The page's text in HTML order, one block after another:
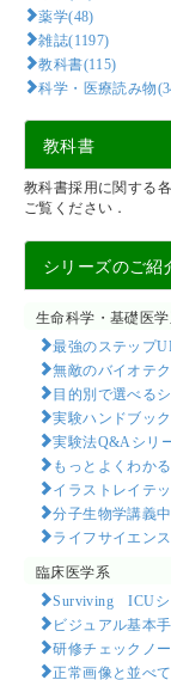
薬学(48)
雑誌(1197)
教科書(115)
科学・医療読み物
教科書
教科書採用に関する
ご覧ください．
シリーズのご紹
生命科学・基礎医
最強のステップ
無敵のバイオテ
目的別で選べる
実験ハンドブッ
実験法Q&Aシリ
もっとよくわか
イラストレイテ
分子生物学講義
ライフサイエン
臨床医学系
Surviving ICUシ
ビジュアル基本
研修チェックノ
正常画像と並べ